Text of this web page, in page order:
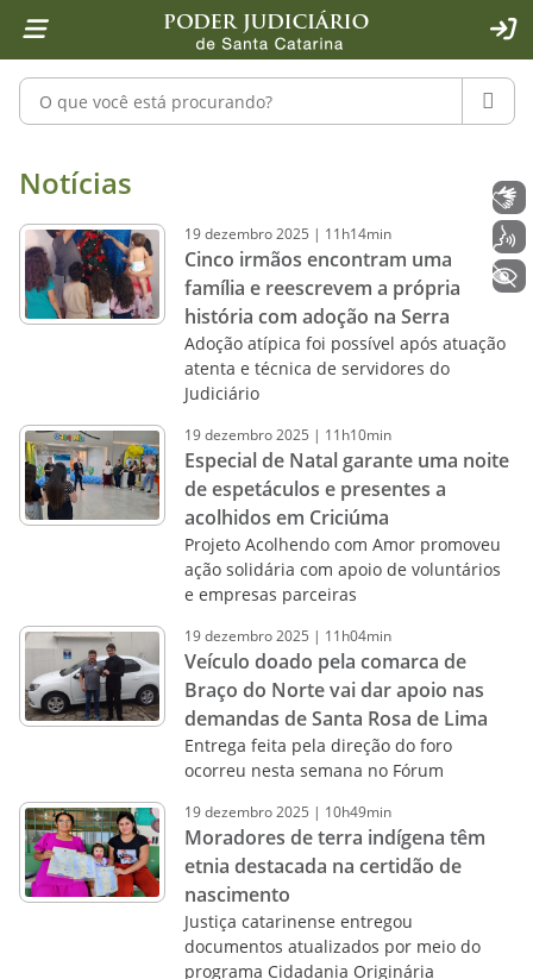
1 Ir para o conteúdo
2 Ir para a ferramenta de acessibilidade - Rybená
4 Ir para o menu principal
5 Ir para a pesquisa
6 Ir para o rodapé
7 Ir para a página inicial
Pesquisar no portal
Notícias - Imprensa - Poder
Notícias
19dezembro2025 | 11h14min
Cinco irmãos encontram uma
família e reescrevem a própria
história com adoção na Serra
Adoção atípica foi possível após atuação
atenta e técnica de servidores do
Judiciário
19dezembro2025 | 11h10min
Especial de Natal garante uma noite
de espetáculos e presentes a
acolhidos em Criciúma
Projeto Acolhendo com Amor promoveu
ação solidária com apoio de voluntários
e empresas parceiras
19dezembro2025 | 11h04min
Veículo doado pela comarca de
Braço do Norte vai dar apoio nas
demandas de Santa Rosa de Lima
Entrega feita pela direção do foro
ocorreu nesta semana no Fórum
19dezembro2025 | 10h49min
Moradores de terra indígena têm
etnia destacada na certidão de
nascimento
Justiça catarinense entregou
documentos atualizados por meio do
programa Cidadania Originária
+ Acessibilidade